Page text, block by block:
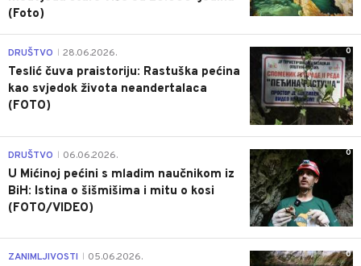
(Foto)
0
DRUŠTVO 28.06.2026.
Teslić čuva praistoriju: Rastuška pećina
kao svjedok života neandertalaca
(FOTO)
0
DRUŠTVO 06.06.2026.
U Mićinoj pećini s mladim naučnikom iz
BiH: Istina o šišmišima i mitu o kosi
(FOTO/VIDEO)
0
ZANIMLJIVOSTI 05.06.2026.